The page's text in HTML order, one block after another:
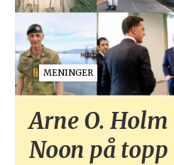
MENINGER
Arne O.
Noon på topp